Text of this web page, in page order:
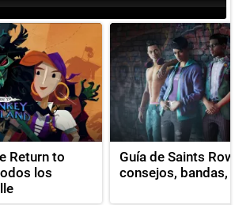
Return to
los
Guía de Saints
consejos, bandas,